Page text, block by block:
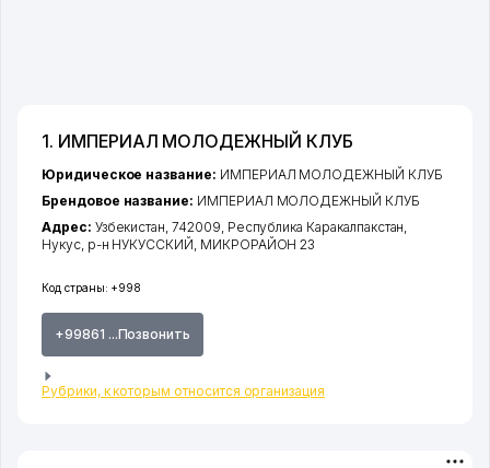
1. ИМПЕРИАЛ МОЛОДЕЖНЫЙ КЛУБ
Код страны: +998
+99861 ...Позвонить
Рубрики, к которым относится организация
Юридическое название: ИМПЕРИАЛ МОЛОДЕЖНЫЙ КЛУБ
Брендовое название: ИМПЕРИАЛ МОЛОДЕЖНЫЙ КЛУБ
Адрес: Узбекистан, 742009, Республика Каракалпакстан,
Нукус, р-н НУКУССКИЙ, МИКРОРАЙОН 23